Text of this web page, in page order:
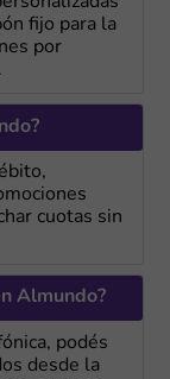
fijo para la
por
cuotas sin
Almundo?
podés
desde la